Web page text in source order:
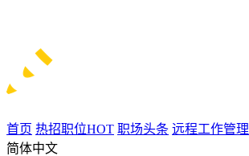
首页 热招职位HOT 职场头条 远程工作管理
简体中文